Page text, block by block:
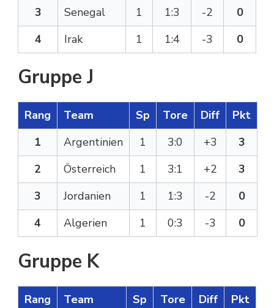
3
Senegal 1 1:3 -2
0
4
Irak 1 1:4 -3 0
Gruppe J
Rang Team Sp Tore Diff
Pkt
1
Argentinien 1 3:0 +3
3
2
Österreich 1 3:1 +2
3
3
Jordanien 1 1:3 -2
0
4
Algerien 1 0:3 -3 0
Gruppe K
Rang Team Sp Tore Diff
Pkt